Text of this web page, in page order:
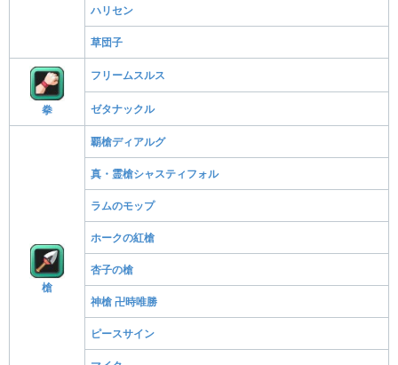
ハリセン
草団子
拳
フリームスルス
ゼタナックル
槍
覇槍ディアルグ
真・霊槍シャスティフォル
ラムのモップ
ホークの紅槍
杏子の槍
神槍 卍時唯勝
ピースサイン